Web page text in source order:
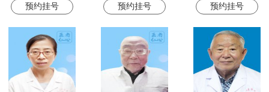
预约挂号 预约挂号 预约挂号